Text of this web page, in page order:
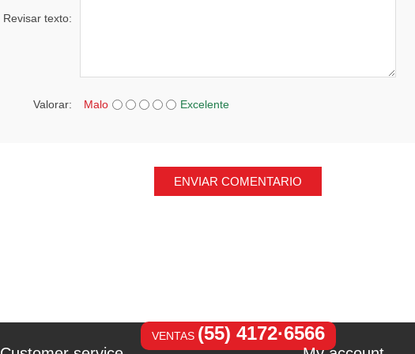
Revisar texto:
Valorar: Malo Excelente
ENVIAR COMENTARIO
VENTAS (55) 4172·6566